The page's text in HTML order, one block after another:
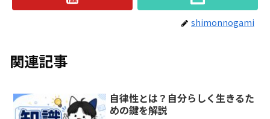
shimonnogami
関連記事
自律性とは？自分らしく生きるた
めの鍵を解説